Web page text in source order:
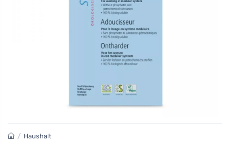
/ Haushalt